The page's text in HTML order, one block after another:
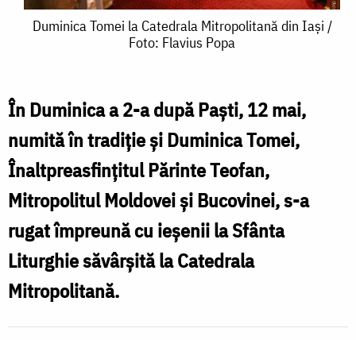
Duminica
Catedrala
Mitropolitană
din
Iași
Foto:
Flavius
Popa
Duminica Tomei la Catedrala Mitropolitană din Iași /
Foto: Flavius Popa
În Duminica a 2-a după Paști, 12 mai,
numită în tradiție și Duminica Tomei,
Înaltpreasfințitul Părinte Teofan,
Mitropolitul Moldovei și Bucovinei, s-a
rugat împreună cu ieșenii la Sfânta
Liturghie săvârșită la Catedrala
Mitropolitană.